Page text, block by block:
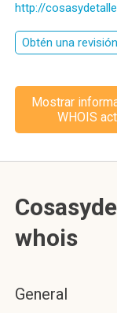
http://
Obtén una
Mostrar
WHOIS
whois
General